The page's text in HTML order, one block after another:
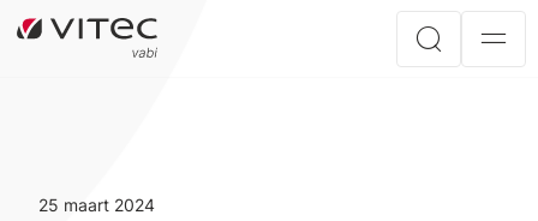
25 maart 2024